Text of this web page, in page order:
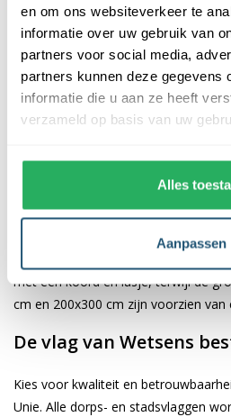
en om ons websiteverkeer te
informatie over uw gebruik van
partners voor social media,
partners kunnen deze gegevens
informatie die u aan ze heeft
verzameld op basis van uw
Alles
Aanpassen
De afwerking van onze vlaggen is
voorzien van een sterke kopband
bijdraagt aan hun duurzaamheid en
vlag vanWetsens aan in
40x60 cm, 70x100 cm, 100x150 cm,
Afhankelijk van de afmetingen die
voorzien van verschillende
met een koord en lusje, terwijl de
cm en 200x300 cm zijn voorzien van
De vlag van Wetsens
Kies voor kwaliteit en
Unie. Alle dorps- en stadsvlaggen